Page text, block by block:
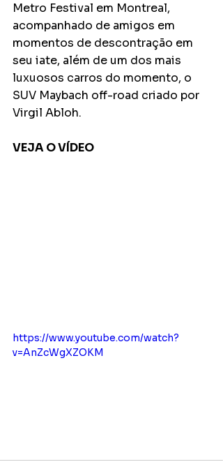
Metro Festival em Montreal,
acompanhado de amigos em
momentos de descontração em
seu iate, além de um dos mais
luxuosos carros do momento, o
SUV Maybach off-road criado por
Virgil Abloh.
VEJA O VÍDEO
https://www.youtube.com/watch?
v=AnZcWgXZOKM